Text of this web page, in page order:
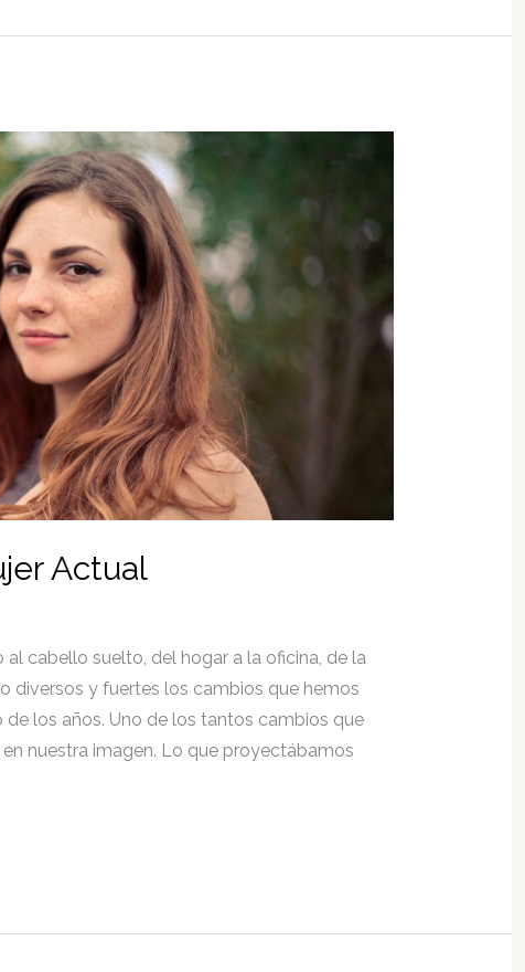
Actual
cabello suelto, del hogar a la oficina, de la
diversos y fuertes los cambios que hemos
los años. Uno de los tantos cambios que
nuestra imagen. Lo que proyectábamos